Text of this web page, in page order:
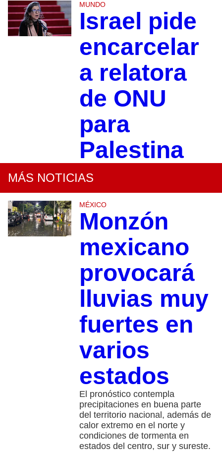
MUNDO
Israel pide
encarcelar
a relatora
de ONU
para
Palestina
MÁS NOTICIAS
MÉXICO
Monzón
mexicano
provocará
lluvias muy
fuertes en
varios
estados
El pronóstico contempla
precipitaciones en buena parte
del territorio nacional, además de
calor extremo en el norte y
condiciones de tormenta en
estados del centro, sur y sureste.